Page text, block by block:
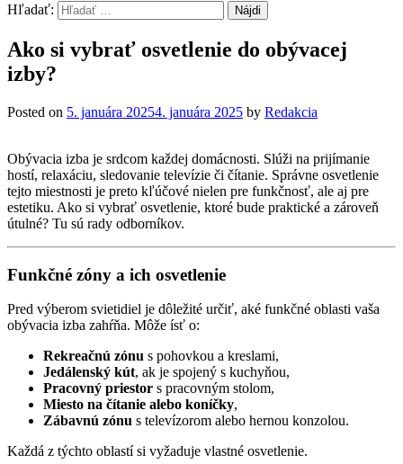
Hľadať:
Ako si vybrať osvetlenie do obývacej
izby?
Posted on 5. januára 20254. januára 2025 by Redakcia
Obývacia izba je srdcom každej domácnosti. Slúži na prijímanie
hostí, relaxáciu, sledovanie televízie či čítanie. Správne osvetlenie
tejto miestnosti je preto kľúčové nielen pre funkčnosť, ale aj pre
estetiku. Ako si vybrať osvetlenie, ktoré bude praktické a zároveň
útulné? Tu sú rady odborníkov.
Funkčné zóny a ich osvetlenie
Pred výberom svietidiel je dôležité určiť, aké funkčné oblasti vaša
obývacia izba zahŕňa. Môže ísť o:
Rekreačnú zónu s pohovkou a kreslami,
Jedálenský kút, ak je spojený s kuchyňou,
Pracovný priestor s pracovným stolom,
Miesto na čítanie alebo koníčky,
Zábavnú zónu s televízorom alebo hernou konzolou.
Každá z týchto oblastí si vyžaduje vlastné osvetlenie.